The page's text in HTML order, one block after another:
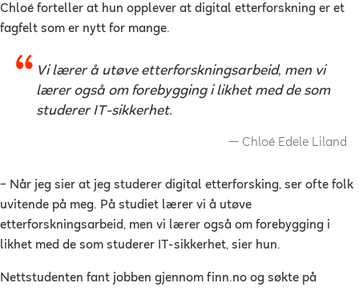
Chloé forteller at hun opplever at digital etterforskning er et
fagfelt som er nytt for mange.
Vi lærer å utøve etterforskningsarbeid, men vi
lærer også om forebygging i likhet med de som
studerer IT-sikkerhet.
Chloé Edele Liland
– Når jeg sier at jeg studerer digital etterforsking, ser ofte folk
uvitende på meg. På studiet lærer vi å utøve
etterforskningsarbeid, men vi lærer også om forebygging i
likhet med de som studerer IT-sikkerhet, sier hun.
Nettstudenten fant jobben gjennom finn.no og søkte på